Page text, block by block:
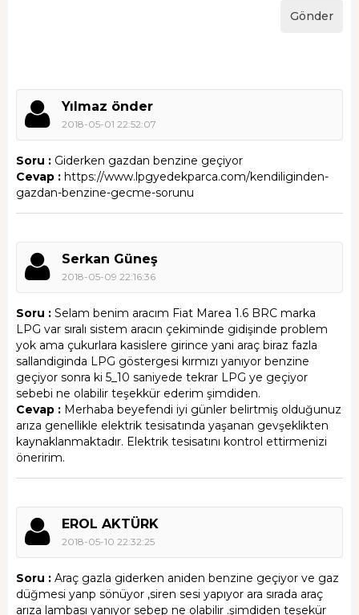
Gönder
Yılmaz önder
2018-05-01 22:52:07
Soru : Giderken gazdan benzine geçiyor
Cevap : https://www.lpgyedekparca.com/kendiliginden-
gazdan-benzine-gecme-sorunu
Serkan Güneş
2018-05-09 22:16:36
Soru : Selam benim aracım Fiat Marea 1.6 BRC marka
LPG var sıralı sistem aracın çekiminde gidişinde problem
yok ama çukurlara kasislere girince yani araç biraz fazla
sallandiginda LPG göstergesi kırmızı yanıyor benzine
geçiyor sonra ki 5_10 saniyede tekrar LPG ye geçiyor
sebebi ne olabilir teşekkür ederim şimdiden.
Cevap : Merhaba beyefendi iyi günler belirtmiş olduğunuz
arıza genellikle elektrik tesisatında yaşanan gevşeklikten
kaynaklanmaktadır. Elektrik tesisatını kontrol ettirmenizi
öneririm.
EROL AKTÜRK
2018-05-10 22:32:25
Soru : Araç gazla giderken aniden benzine geçiyor ve gaz
düğmesi yanp sönüyor ,siren sesi yapıyor ara sırada araç
arıza lambası yanıyor sebep ne olabilir .şimdiden teşekür